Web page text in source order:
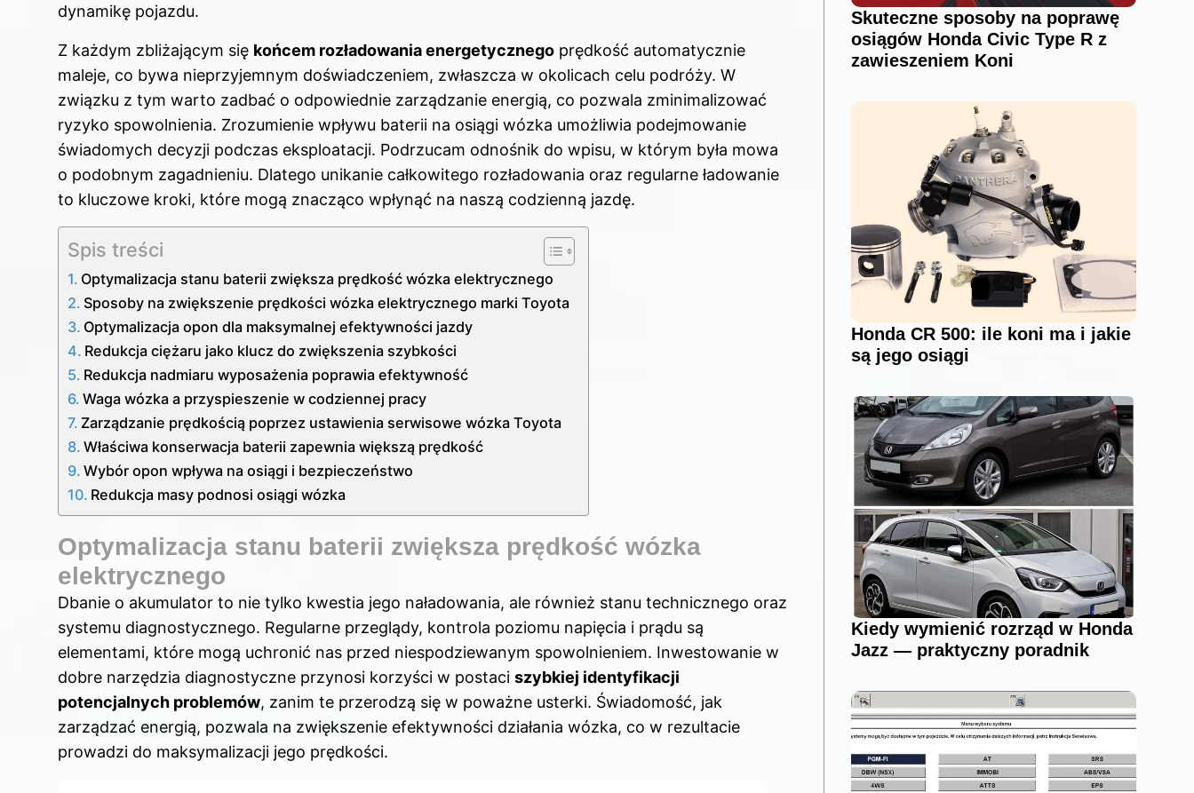
dynamikę pojazdu.
Z każdym zbliżającym się końcem rozładowania energetycznego prędkość automatycznie
maleje, co bywa nieprzyjemnym doświadczeniem, zwłaszcza w okolicach celu podróży. W
związku z tym warto zadbać o odpowiednie zarządzanie energią, co pozwala zminimalizować
ryzyko spowolnienia. Zrozumienie wpływu baterii na osiągi wózka umożliwia podejmowanie
świadomych decyzji podczas eksploatacji. Podrzucam odnośnik do wpisu, w którym była mowa
o podobnym zagadnieniu. Dlatego unikanie całkowitego rozładowania oraz regularne ładowanie
to kluczowe kroki, które mogą znacząco wpłynąć na naszą codzienną jazdę.
Spis treści
Optymalizacja stanu baterii zwiększa prędkość wózka elektrycznego
Sposoby na zwiększenie prędkości wózka elektrycznego marki Toyota
Optymalizacja opon dla maksymalnej efektywności jazdy
Redukcja ciężaru jako klucz do zwiększenia szybkości
Redukcja nadmiaru wyposażenia poprawia efektywność
Waga wózka a przyspieszenie w codziennej pracy
Zarządzanie prędkością poprzez ustawienia serwisowe wózka Toyota
Właściwa konserwacja baterii zapewnia większą prędkość
Wybór opon wpływa na osiągi i bezpieczeństwo
Redukcja masy podnosi osiągi wózka
Optymalizacja stanu baterii zwiększa prędkość wózka
elektrycznego
Dbanie o akumulator to nie tylko kwestia jego naładowania, ale również stanu technicznego oraz
systemu diagnostycznego. Regularne przeglądy, kontrola poziomu napięcia i prądu są
elementami, które mogą uchronić nas przed niespodziewanym spowolnieniem. Inwestowanie w
dobre narzędzia diagnostyczne przynosi korzyści w postaci szybkiej identyfikacji
potencjalnych problemów, zanim te przerodzą się w poważne usterki. Świadomość, jak
zarządzać energią, pozwala na zwiększenie efektywności działania wózka, co w rezultacie
prowadzi do maksymalizacji jego prędkości.
Skuteczne sposoby na poprawę
osiągów Honda Civic Type R z
zawieszeniem Koni
Honda CR 500: ile koni ma i jakie
są jego osiągi
Kiedy wymienić rozrząd w Honda
Jazz — praktyczny poradnik